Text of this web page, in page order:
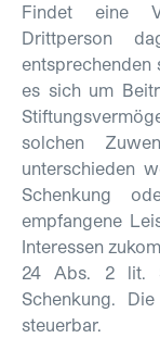
Findet eine
Drittperson
entsprechenden
es sich um
solchen
unterschieden
Schenkung
empfangene
Interessen
24 Abs. 2 lit.
Schenkung.
steuerbar.